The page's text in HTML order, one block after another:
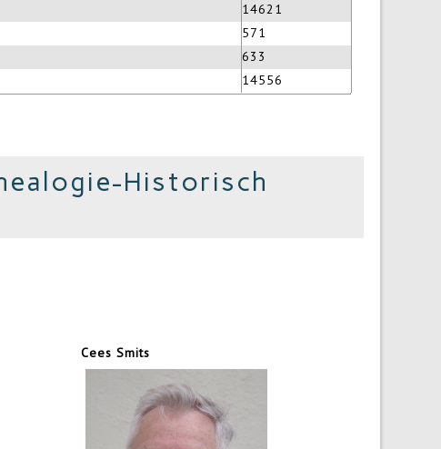
14621
571
633
14556
Historisch
Cees Smits